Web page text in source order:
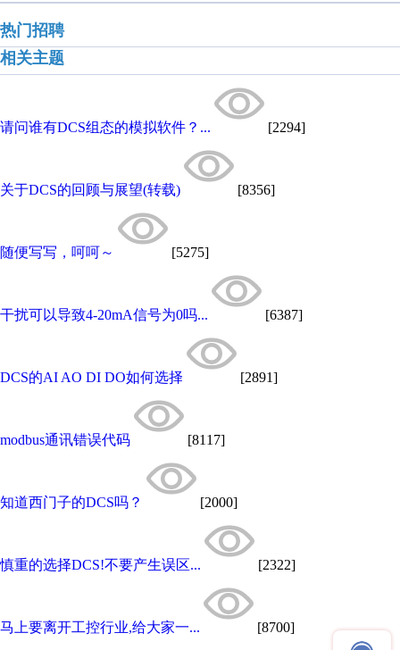
热门招聘
相关主题
请问谁有DCS组态的模拟软件？... [2294]
关于DCS的回顾与展望(转载) [8356]
随便写写，呵呵～ [5275]
干扰可以导致4-20mA信号为0吗... [6387]
DCS的AI AO DI DO如何选择 [2891]
modbus通讯错误代码 [8117]
知道西门子的DCS吗？ [2000]
慎重的选择DCS!不要产生误区... [2322]
马上要离开工控行业,给大家一... [8700]